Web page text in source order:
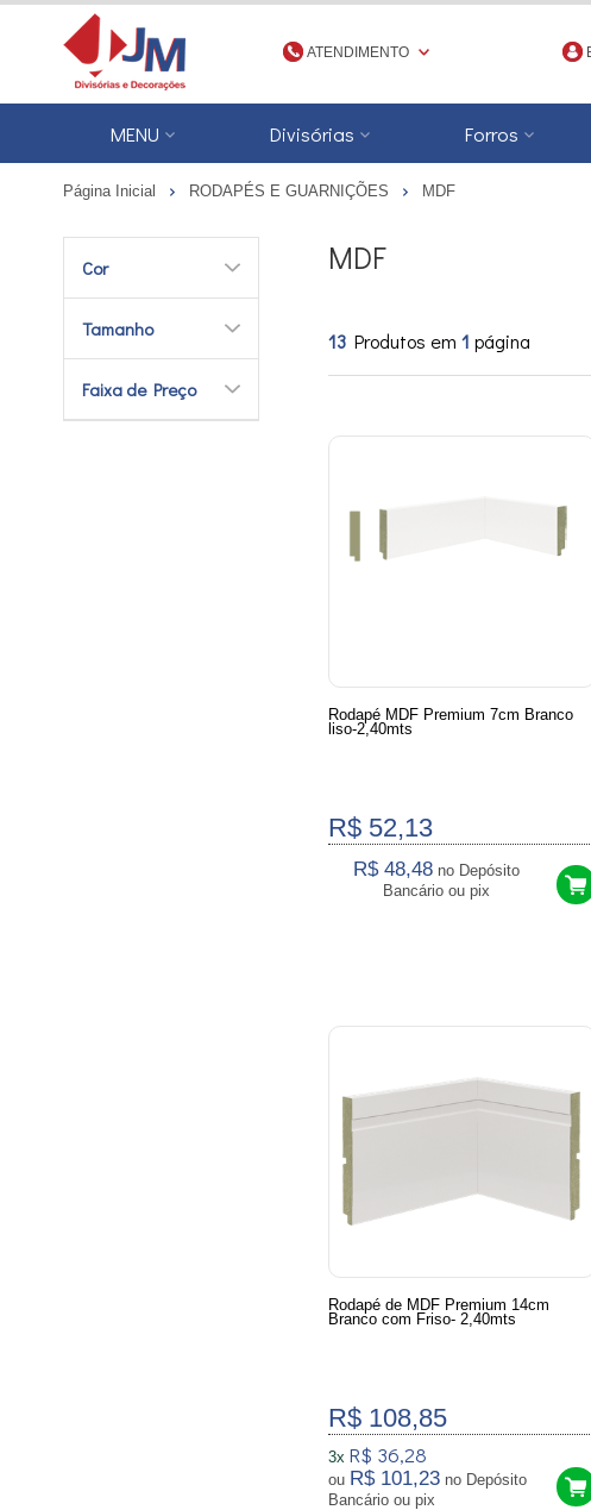
ATENDIMENTO
(48) 3623-1777
4836231777
MENU Divisórias Forros
Página Inicial RODAPÉS E GUARNIÇÕES MDF
Cor
Tamanho
Faixa de Preço
MDF
13 Produtos em 1 página
Rodapé MDF Premium 7cm Branco
liso-2,40mts
R$ 52,13
R$ 48,48 no Depósito
Bancário ou pix
Rodapé de MDF Premium 14cm
Branco com Friso- 2,40mts
R$ 108,85
3x R$ 36,28
ou R$ 101,23 no Depósito
Bancário ou pix